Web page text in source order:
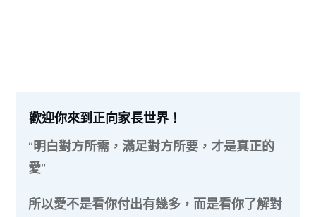
歡迎你來到正向家長世界！
“明白對方所需，滿足對方所要，才是真正的
愛”
所以愛不是看你付出有幾多，而是看你了解對